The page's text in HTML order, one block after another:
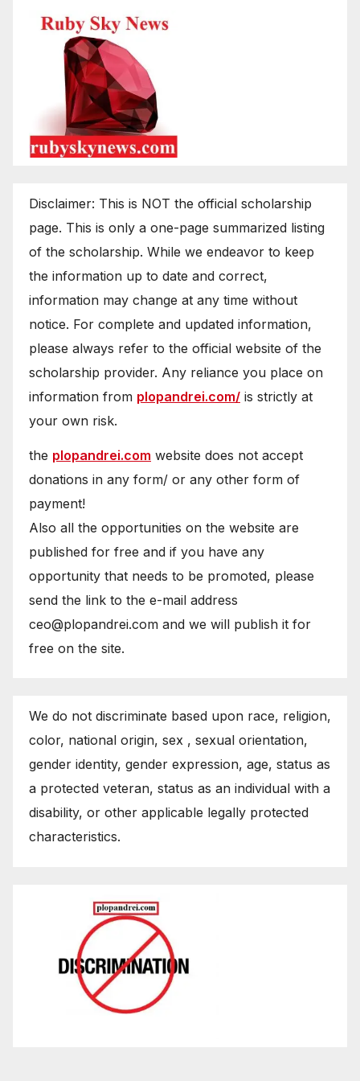
Disclaimer: This is NOT the official scholarship
page. This is only a one-page summarized listing
of the scholarship. While we endeavor to keep
the information up to date and correct,
information may change at any time without
notice. For complete and updated information,
please always refer to the official website of the
scholarship provider. Any reliance you place on
information from plopandrei.com/ is strictly at
your own risk.
the plopandrei.com website does not accept
donations in any form/ or any other form of
payment!
Also all the opportunities on the website are
published for free and if you have any
opportunity that needs to be promoted, please
send the link to the e-mail address
ceo@plopandrei.com and we will publish it for
free on the site.
We do not discriminate based upon race, religion,
color, national origin, sex , sexual orientation,
gender identity, gender expression, age, status as
a protected veteran, status as an individual with a
disability, or other applicable legally protected
characteristics.